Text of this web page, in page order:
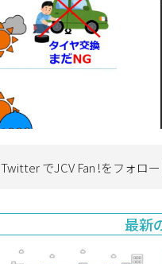
Twitter でJCV Fan !をフォロ
最新